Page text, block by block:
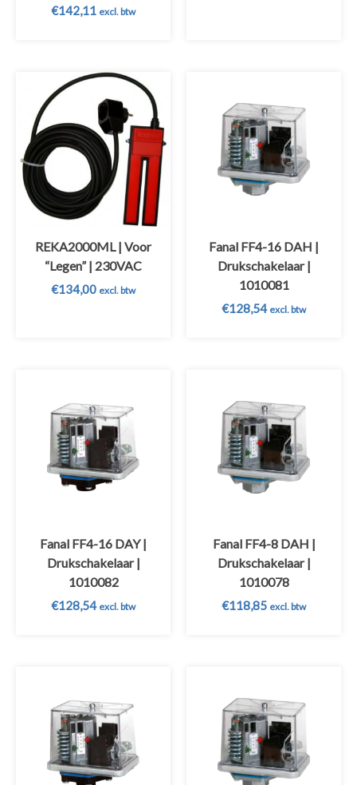
€142,11 excl. btw
REKA2000ML | Voor
“Legen” | 230VAC
€134,00 excl. btw
Fanal FF4-16 DAH |
Drukschakelaar |
1010081
€128,54 excl. btw
Fanal FF4-16 DAY |
Drukschakelaar |
1010082
€128,54 excl. btw
Fanal FF4-8 DAH |
Drukschakelaar |
1010078
€118,85 excl. btw